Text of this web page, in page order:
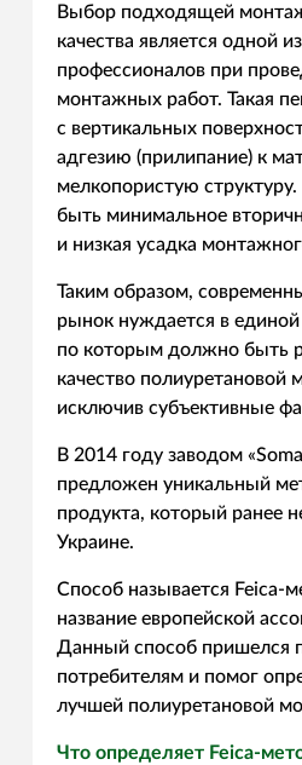
Выбор подходящей
качества является одной
профессионалов при
монтажных работ. Такая
с вертикальных
адгезию (прилипание) к
мелкопористую
быть минимальное
и низкая усадка
Таким образом,
рынок нуждается в единой
по которым должно быть
качество полиуретановой
исключив субъективные
В 2014 году заводом
предложен уникальный
продукта, который ранее
Украине.
Способ называется Feica-
название европейской
Данный способ пришелся
потребителям и помог
лучшей полиуретановой
Что определяет Feica-